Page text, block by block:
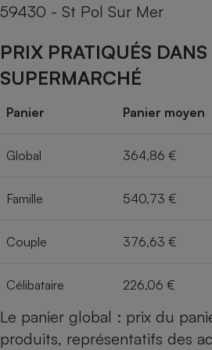
59430 - St Pol Sur Mer
PRIX PRATIQUÉS DANS
SUPERMARCHÉ
Panier Panier moyen
Global 364,86 €
Famille 540,73 €
Couple 376,63 €
Célibataire 226,06 €
Le panier global : prix du
produits, représentatifs des